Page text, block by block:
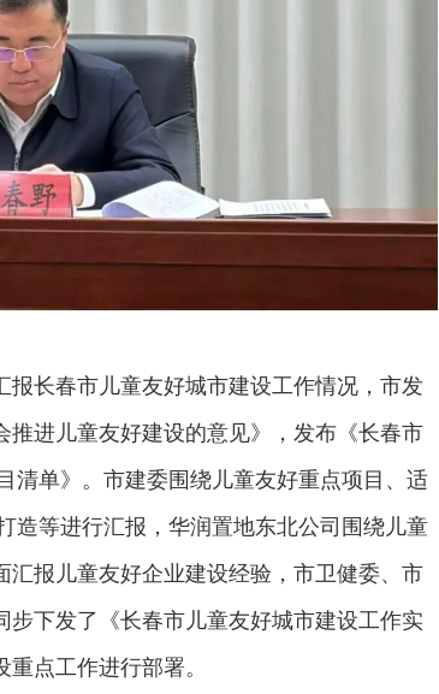
长春市儿童友好城市建设工作情况，市发
进儿童友好建设的意见》，发布《长春市
清单》。市建委围绕儿童友好重点项目、适
造等进行汇报，华润置地东北公司围绕儿童
报儿童友好企业建设经验，市卫健委、市
下发了《长春市儿童友好城市建设工作实
点工作进行部署。